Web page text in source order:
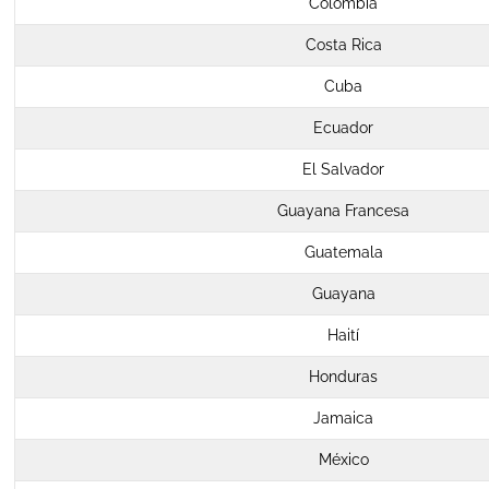
Costa Rica
Cuba
Ecuador
El Salvador
Guayana Francesa
Guatemala
Guayana
Haití
Honduras
Jamaica
México